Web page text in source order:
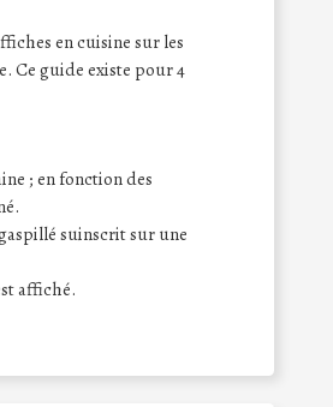
en cuisine sur les
Ce guide existe pour 4
; en fonction des
suinscrit sur une
affiché.